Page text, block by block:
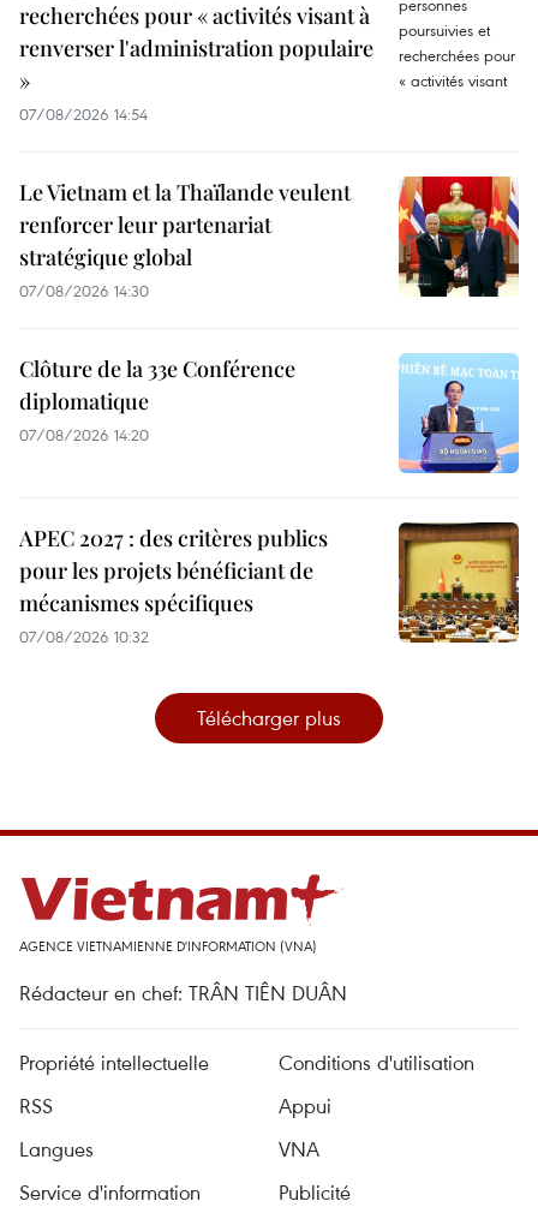
recherchées pour « activités visant à
renverser l'administration populaire
»
07/08/2026 14:54
Le Vietnam et la Thaïlande veulent
renforcer leur partenariat
stratégique global
07/08/2026 14:30
Clôture de la 33e Conférence
diplomatique
07/08/2026 14:20
APEC 2027 : des critères publics
pour les projets bénéficiant de
mécanismes spécifiques
07/08/2026 10:32
Télécharger plus
AGENCE VIETNAMIENNE D'INFORMATION (VNA)
Rédacteur en chef: TRÂN TIÊN DUÂN
Propriété intellectuelle
Conditions d'utilisation
RSS
Appui
Langues
VNA
Service d'information
Publicité